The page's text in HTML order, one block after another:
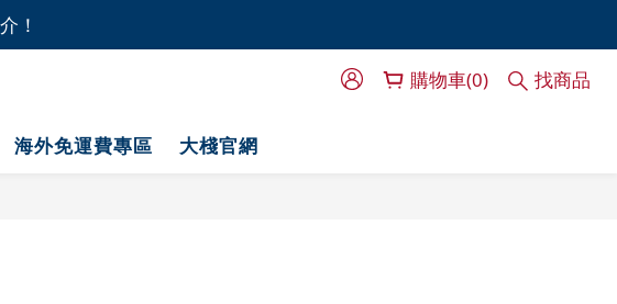
費送貨上門服務！
！
購物車(0) 找商品
海外免運費專區 大棧官網